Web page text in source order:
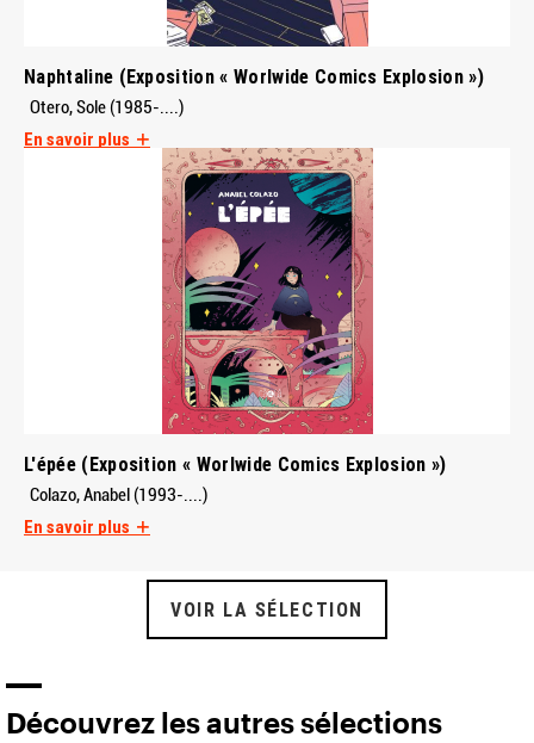
Naphtaline (Exposition « Worlwide Comics Explosion »)
Otero, Sole (1985-....)
En savoir plus
L'épée (Exposition « Worlwide Comics Explosion »)
Colazo, Anabel (1993-....)
En savoir plus
VOIR LA SÉLECTION
Découvrez les autres sélections